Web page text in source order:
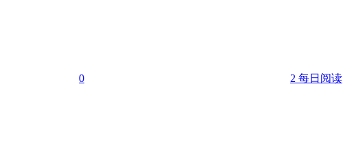
0 2 每日阅读